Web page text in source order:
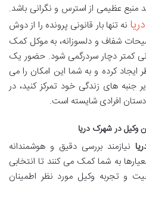
عظیمی از استرس و نگرانی باشد.
نه تنها بار قانونی پرونده را از دوش
شفاف و دلسوزانه، به موکل کمک
کمتر دچار سردرگمی شود. حضور یک
کرده و به شما این امکان را می
جنبه های زندگی خود تمرکز کنید، در
افرادی شایسته است.
وکیل در شهرک دریا
نیازمند بررسی دقیق و هوشمندانه
به شما کمک می کنند تا انتخابی
و تجربه وکیل مورد نظر اطمینان